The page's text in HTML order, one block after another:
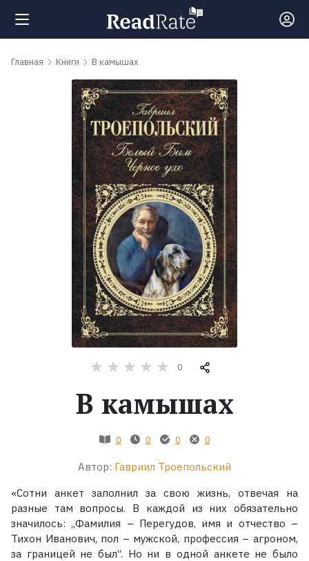
Поиск
Рейтинги
обсуждаемые
Экранизации
Коллекции
Главная Книги В камышах
0
В камышах
0 0 0 0
Автор: Гавриил Троепольский
«Сотни анкет заполнил за свою жизнь, отвечая на
разные там вопросы. В каждой из них обязательно
значилось: „Фамилия – Перегудов, имя и отчество –
Тихон Иванович, пол – мужской, профессия – агроном,
за границей не был“. Но ни в одной анкете не было